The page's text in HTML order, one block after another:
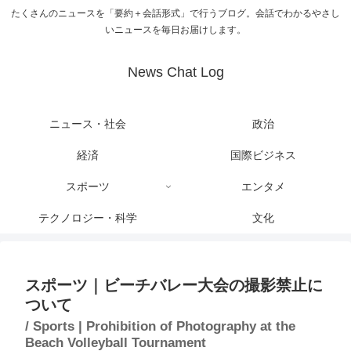
たくさんのニュースを「要約＋会話形式」で行うブログ。会話でわかるやさし
いニュースを毎日お届けします。
News Chat Log
ニュース・社会 政治
経済 国際ビジネス
スポーツ エンタメ
テクノロジー・科学 文化
スポーツ｜ビーチバレー大会の撮影禁止に
ついて
/ Sports | Prohibition of Photography at the
Beach Volleyball Tournament